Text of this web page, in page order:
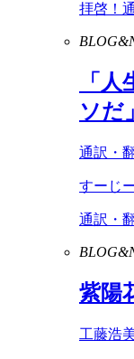
拝啓！
「
ソだ」
通訳・
すーじ
通訳・
紫陽
工藤浩